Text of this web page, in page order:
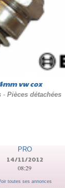
vw cox
- Pièces détachées
PRO
14/11/2012
08:29
toutes ses annonces